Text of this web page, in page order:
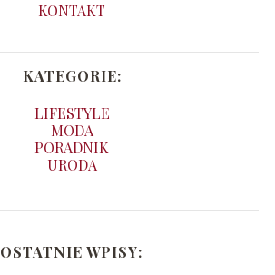
KONTAKT
KATEGORIE:
LIFESTYLE
MODA
PORADNIK
URODA
OSTATNIE WPISY: